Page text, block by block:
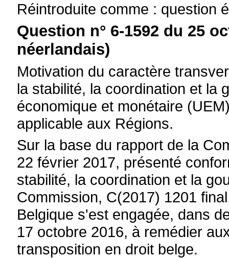
Réintroduite comme : question
Question n° 6-1592 du 25
néerlandais)
Motivation du caractère
la stabilité, la coordination et la
économique et monétaire
applicable aux Régions.
Sur la base du rapport de la
22 février 2017, présenté
stabilité, la coordination et la
Commission, C(2017) 1201
Belgique s'est engagée, dans
17 octobre 2016, à remédier
transposition en droit belge.